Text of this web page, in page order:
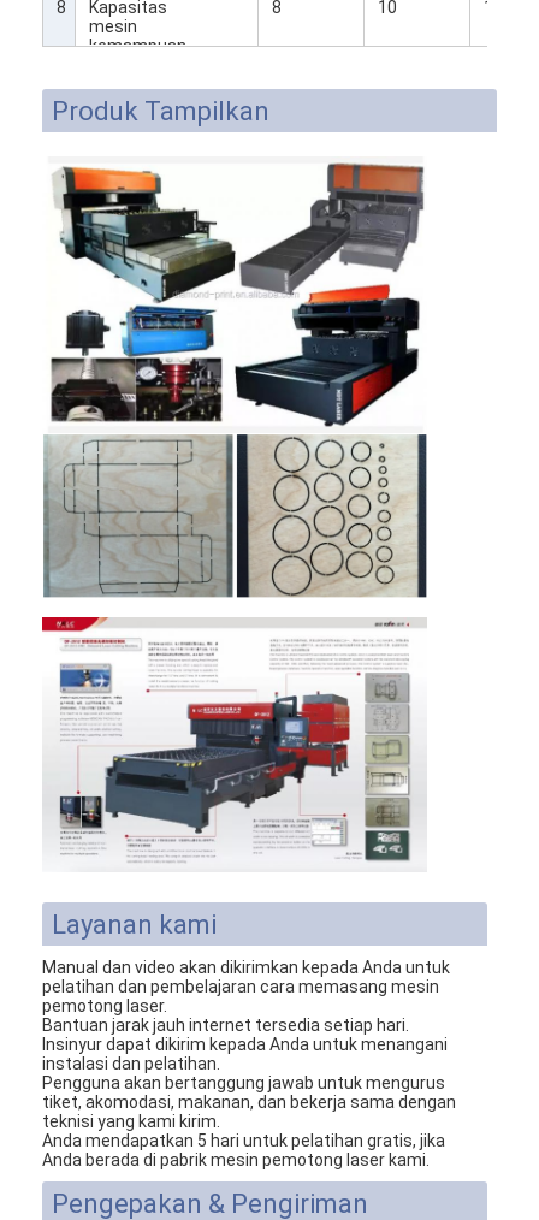
Rumah
Produk
Video
Tentang kami
Tur Pabrik
Kontrol kualitas
Hubungi kami
Berita
Kasus
Laser cutting mesin
Memotong baja aturan
Die Cutting Consumables
mati peralatan pemotongan
Mesin Auto Bender
mesin laminating industri
8
Kapasitas
mesin
kemampuan
8 10 18
Produk Tampilkan
Layanan kami
Manual dan video akan dikirimkan kepada Anda untuk
pelatihan dan pembelajaran cara memasang mesin
pemotong laser.
Bantuan jarak jauh internet tersedia setiap hari.
Insinyur dapat dikirim kepada Anda untuk menangani
instalasi dan pelatihan.
Pengguna akan bertanggung jawab untuk mengurus
tiket, akomodasi, makanan, dan bekerja sama dengan
teknisi yang kami kirim.
Anda mendapatkan 5 hari untuk pelatihan gratis, jika
Anda berada di pabrik mesin pemotong laser kami.
Pengepakan & Pengiriman